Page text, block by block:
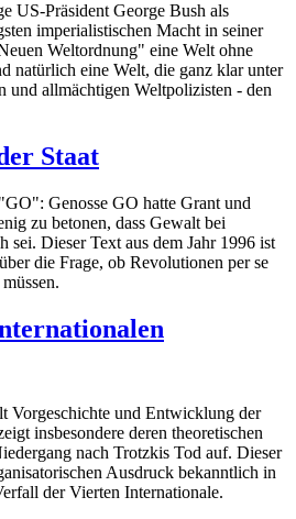
US-Präsident George Bush als
imperialistischen Macht in seiner
Weltordnung" eine Welt ohne
natürlich eine Welt, die ganz klar unter
und allmächtigen Weltpolizisten - den
Staat
Genosse GO hatte Grant und
zu betonen, dass Gewalt bei
sei. Dieser Text aus dem Jahr 1996 ist
die Frage, ob Revolutionen per se
Vorgeschichte und Entwicklung der
insbesondere deren theoretischen
nach Trotzkis Tod auf. Dieser
Ausdruck bekanntlich in
der Vierten Internationale.